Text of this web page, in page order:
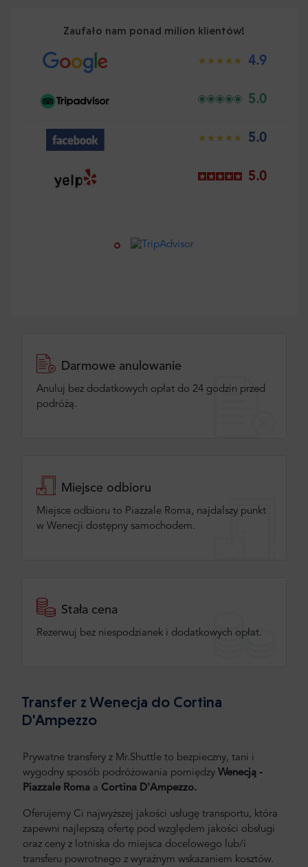
Zaufało nam ponad milion klientów!
4.9
5.0
5.0
5.0
Darmowe anulowanie
Anuluj bez dodatkowych opłat do 24 godzin przed
podróżą.
Miejsce odbioru
Miejsce odbioru to Piazzale Roma, najdalszy punkt
w Wenecji dostępny samochodem.
Stała cena
Rezerwuj bez niespodzianek i dodatkowych opłat.
Transfer z Wenecja do Cortina
D'Ampezzo
Prywatne transfery z Mr.Shuttle to bezpieczny, tani i
wygodny sposób podróżowania pomiędzy Wenecją -
Piazzale Roma a Cortina D'Ampezzo.
Oferujemy Ci najwyższej jakości usługę transportu, która
zapewni najlepszą ofertę pod względem jakości obsługi
oraz ceny z lotniska do miejsca docelowego lub/i
transferu powrotnego z wyraźnym wskazaniem kosztów.